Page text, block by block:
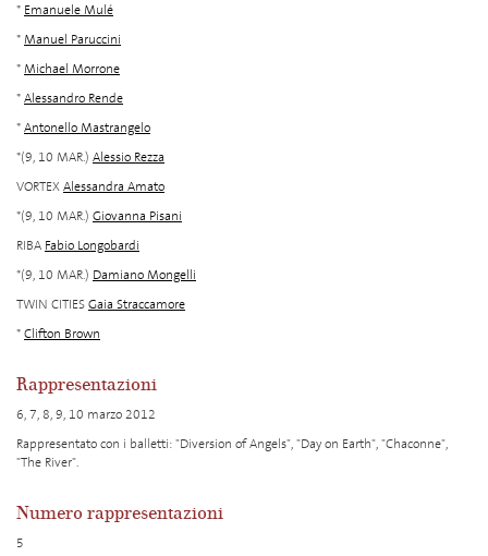
* Emanuele Mulé
*Manuel Paruccini
*Michael Morrone
*Alessandro Rende
*Antonello Mastrangelo
*(9, 10 MAR.) Alessio Rezza
VORTEXAlessandra Amato
*(9, 10 MAR.) Giovanna Pisani
RIBA Fabio Longobardi
*(9, 10 MAR.) Damiano Mongelli
TWIN CITIESGaia Straccamore
*Clifton Brown
Rappresentazioni
6, 7, 8, 9, 10 marzo 2012
Rappresentato con i balletti: "Diversion of Angels", "Day on Earth", "Chaconne",
"The River".
Numero rappresentazioni
5